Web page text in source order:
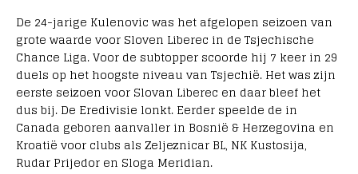
De 24-jarige Kulenovic was het afgelopen seizoen van
grote waarde voor Sloven Liberec in de Tsjechische
Chance Liga. Voor de subtopper scoorde hij 7 keer in 29
duels op het hoogste niveau van Tsjechië. Het was zijn
eerste seizoen voor Slovan Liberec en daar bleef het
dus bij. De Eredivisie lonkt. Eerder speelde de in
Canada geboren aanvaller in Bosnië & Herzegovina en
Kroatië voor clubs als Zeljeznicar BL, NK Kustosija,
Rudar Prijedor en Sloga Meridian.